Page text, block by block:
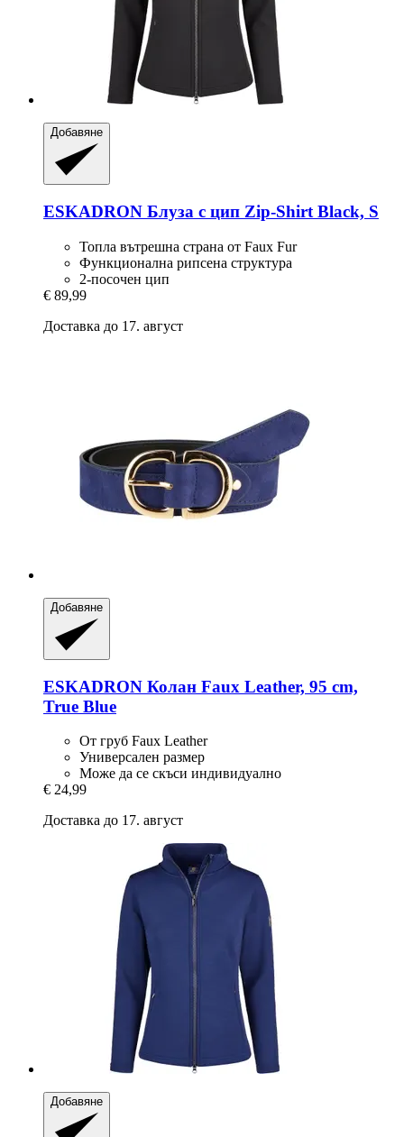
Добавяне
ESKADRON Блуза с цип Zip-​Shirt Black, S
Топла вътрешна страна от Faux Fur
Функционална рипсена структура
2-посочен цип
€ 89,99
Доставка до 17. август
Добавяне
ESKADRON Колан Faux Leather, 95 cm,
True Blue
От груб Faux Leather
Универсален размер
Може да се скъси индивидуално
€ 24,99
Доставка до 17. август
Добавяне